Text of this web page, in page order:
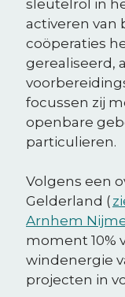
sleutelrol in
activeren van
coöperaties
gerealiseerd,
focussen zij
openbare
particulieren.
Volgens een
Gelderland (
Arnhem
moment 10%
windenergie
projecten in